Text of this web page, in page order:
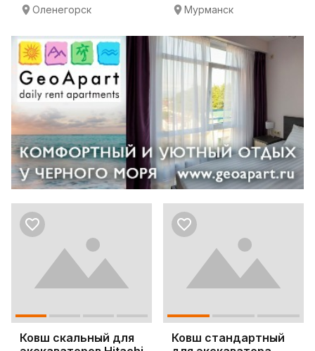
Оленегорск Мурманск
Ковш скальный для
Ковш стандартный